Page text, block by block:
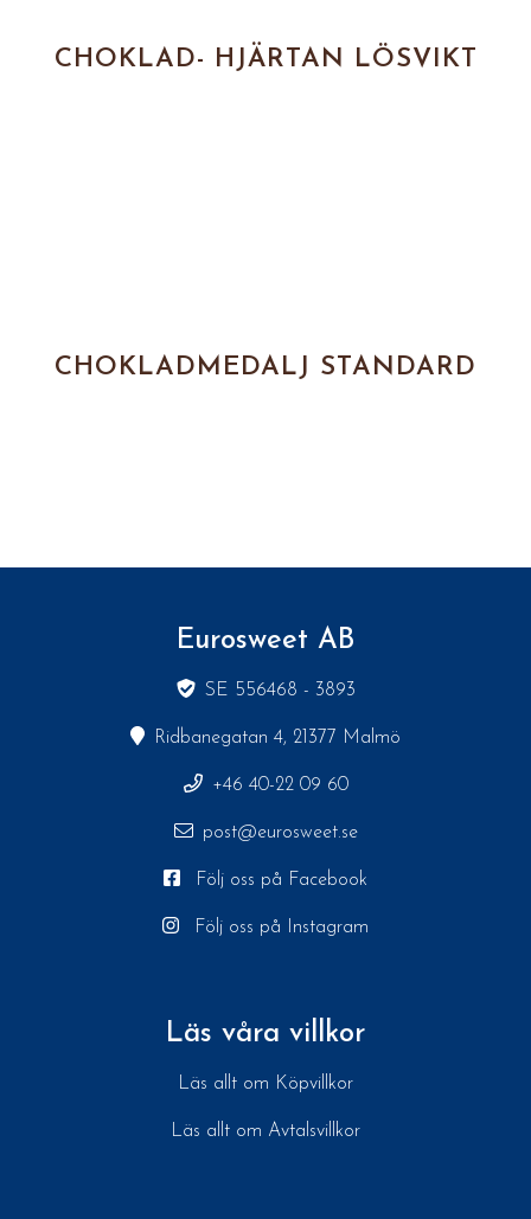
CHOKLAD- HJÄRTAN LÖSVIKT
CHOKLADMEDALJ STANDARD
Eurosweet AB
SE 556468 - 3893
Ridbanegatan 4, 21377 Malmö
+46 40-22 09 60
post@eurosweet.se
Följ oss på Facebook
Följ oss på Instagram
Läs våra villkor
Läs allt om Köpvillkor
Läs allt om Avtalsvillkor